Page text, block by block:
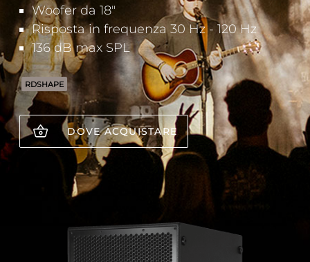
Woofer da 18"
Risposta in frequenza 30 Hz - 120 Hz
136 dB max SPL
RDSHAPE
DOVE ACQUISTARE